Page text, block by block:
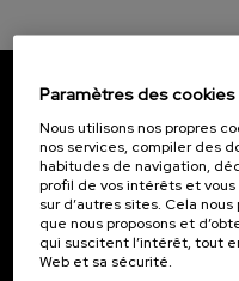
Inscrivez-vous pour être le
actualités de l'UIK.
S'abonner
Paramètres des cookies
Nous utilisons nos propres
nos services, compiler des
habitudes de navigation,
profil de vos intérêts et
sur d’autres sites. Cela
que nous proposons et
qui suscitent l’intérêt, tout
Web et sa sécurité.